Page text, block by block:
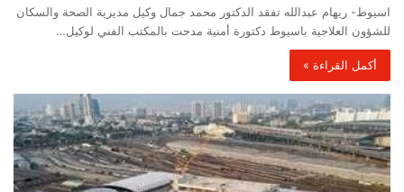
اسيوط- ريهام عبدالله تفقد الدكتور محمد جمال وكيل مديرية الصحة والسكان
للشؤون العلاجية باسيوط دكتورة أمنية مدحت بالمكتب الفني لوكيل…
أكمل القراءة »